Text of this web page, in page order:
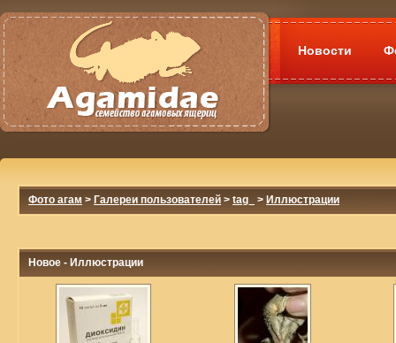
Новости
Фото агам > Галереи пользователей > tag_ > Иллюстрации
Новое - Иллюстрации